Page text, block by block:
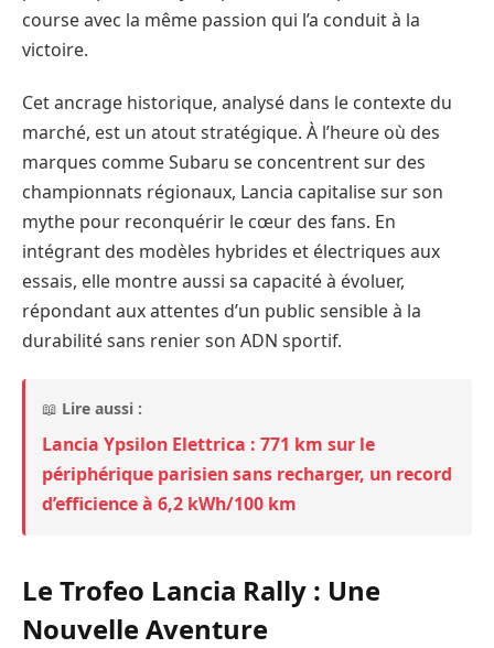
course avec la même passion qui l’a conduit à la
victoire.
Cet ancrage historique, analysé dans le contexte du
marché, est un atout stratégique. À l’heure où des
marques comme Subaru se concentrent sur des
championnats régionaux, Lancia capitalise sur son
mythe pour reconquérir le cœur des fans. En
intégrant des modèles hybrides et électriques aux
essais, elle montre aussi sa capacité à évoluer,
répondant aux attentes d’un public sensible à la
durabilité sans renier son ADN sportif.
📖 Lire aussi :
Lancia Ypsilon Elettrica : 771 km sur le
périphérique parisien sans recharger, un record
d’efficience à 6,2 kWh/100 km
Le Trofeo Lancia Rally : Une
Nouvelle Aventure